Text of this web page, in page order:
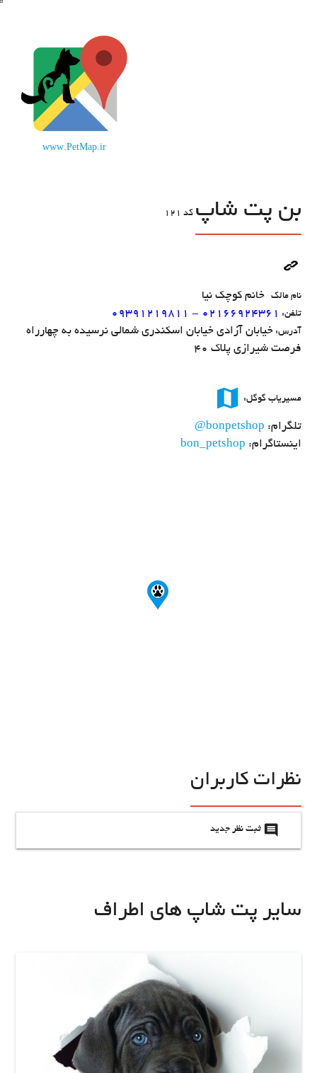
www.PetMap.ir
بن پت شاپ کد 121
نام مالکخانم کوچک نیا
تلفن: 09391219811 - 02166924361
آدرس:خیابان آزادی خیابان اسکندری شمالی نرسیده به چهارراه
فرصت شیرازی پلاک ۴۰
مسیریاب گوگل: map
تلگرام: @bonpetshop
اینستاگرام: bon_petshop
نظرات کاربران
insert_comment ثبت نظر جدید
سایر پت شاپ های اطراف